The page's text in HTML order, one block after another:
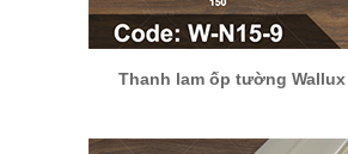
Thanh lam ốp tường Wallux